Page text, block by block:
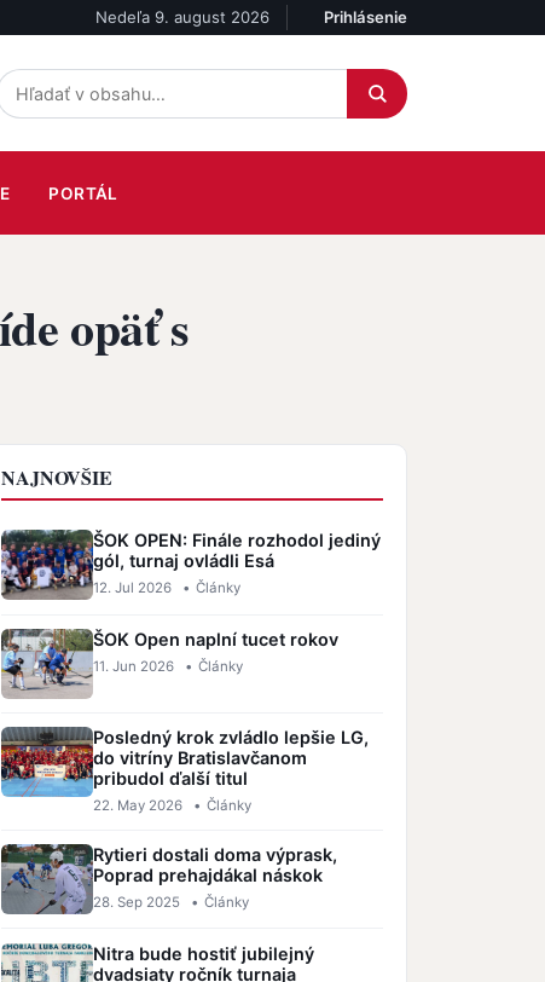
Nedeľa 9. august 2026 Účet
Prihlásenie
PORTÁL
opäť s
NAJNOVŠIE
ŠOK OPEN: Finále rozhodol jediný
gól, turnaj ovládli Esá
12. Jul 2026 • Články
ŠOK Open naplní tucet rokov
11. Jun 2026 • Články
Posledný krok zvládlo lepšie LG,
do vitríny Bratislavčanom
pribudol ďalší titul
22. May 2026 • Články
Rytieri dostali doma výprask,
Poprad prehajdákal náskok
28. Sep 2025 • Články
Nitra bude hostiť jubilejný
dvadsiaty ročník turnaja